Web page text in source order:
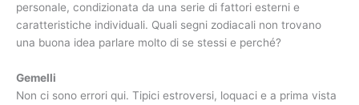
personale, condizionata da una serie di fattori esterni e
caratteristiche individuali. Quali segni zodiacali non trovano
una buona idea parlare molto di se stessi e perché?
Gemelli
Non ci sono errori qui. Tipici estroversi, loquaci e a prima vista